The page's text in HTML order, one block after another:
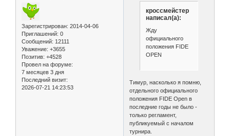
Зарегистрирован: 2014-04-06
Приглашений: 0
Сообщений: 12111
Уважение: +3655
Позитив: +4528
Провел на форуме:
7 месяцев 3 дня
Последний визит:
2026-07-21 14:23:53
кроссмейстер
написал(а):
Жду
официального
положения FIDE
OPEN
Тимур, насколько я помню,
отдельного официального
положения FIDE Open в
последние годы не было -
только регламент,
публикуемый с началом
турнира.